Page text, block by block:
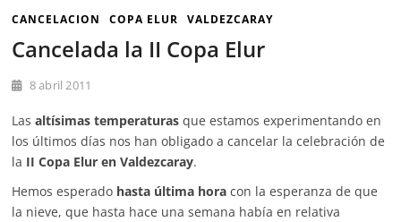
CANCELACION COPA ELUR VALDEZCARAY
Cancelada la II Copa Elur
8 abril 2011
Lasaltísimas temperaturas que estamos experimentando en
los últimos días nos han obligado a cancelar la celebración de
la II Copa Elur en Valdezcaray.
Hemos esperado hasta última hora con la esperanza de que
la nieve, que hasta hace una semana había en relativa